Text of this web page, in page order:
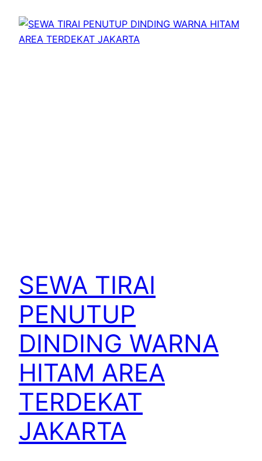
SEWA TIRAI
PENUTUP
DINDING WARNA
HITAM AREA
TERDEKAT
JAKARTA